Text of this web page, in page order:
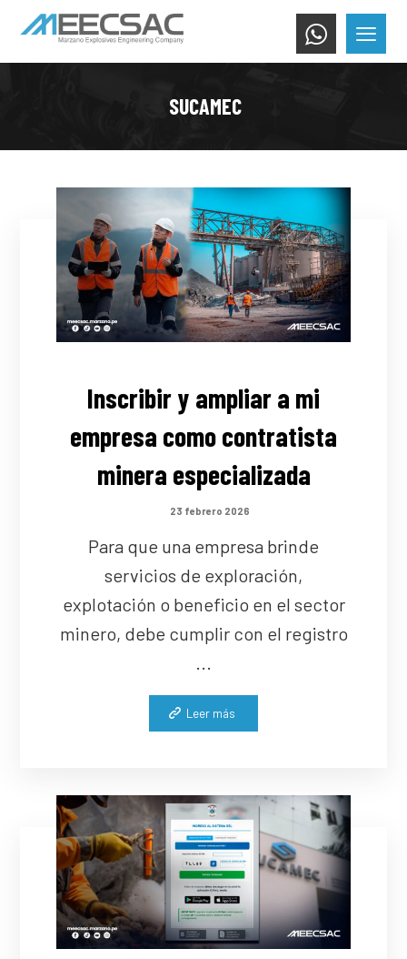
SUCAMEC
Inscribir y ampliar a mi
empresa como contratista
minera especializada
23 febrero 2026
Para que una empresa brinde
servicios de exploración,
explotación o beneficio en el sector
minero, debe cumplir con el registro
Leer más